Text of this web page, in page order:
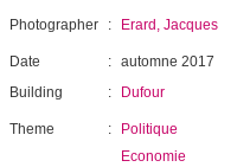
Photographer : Erard, Jacques
Date : automne 2017
Building
: Dufour
Theme :
Politique
Economie